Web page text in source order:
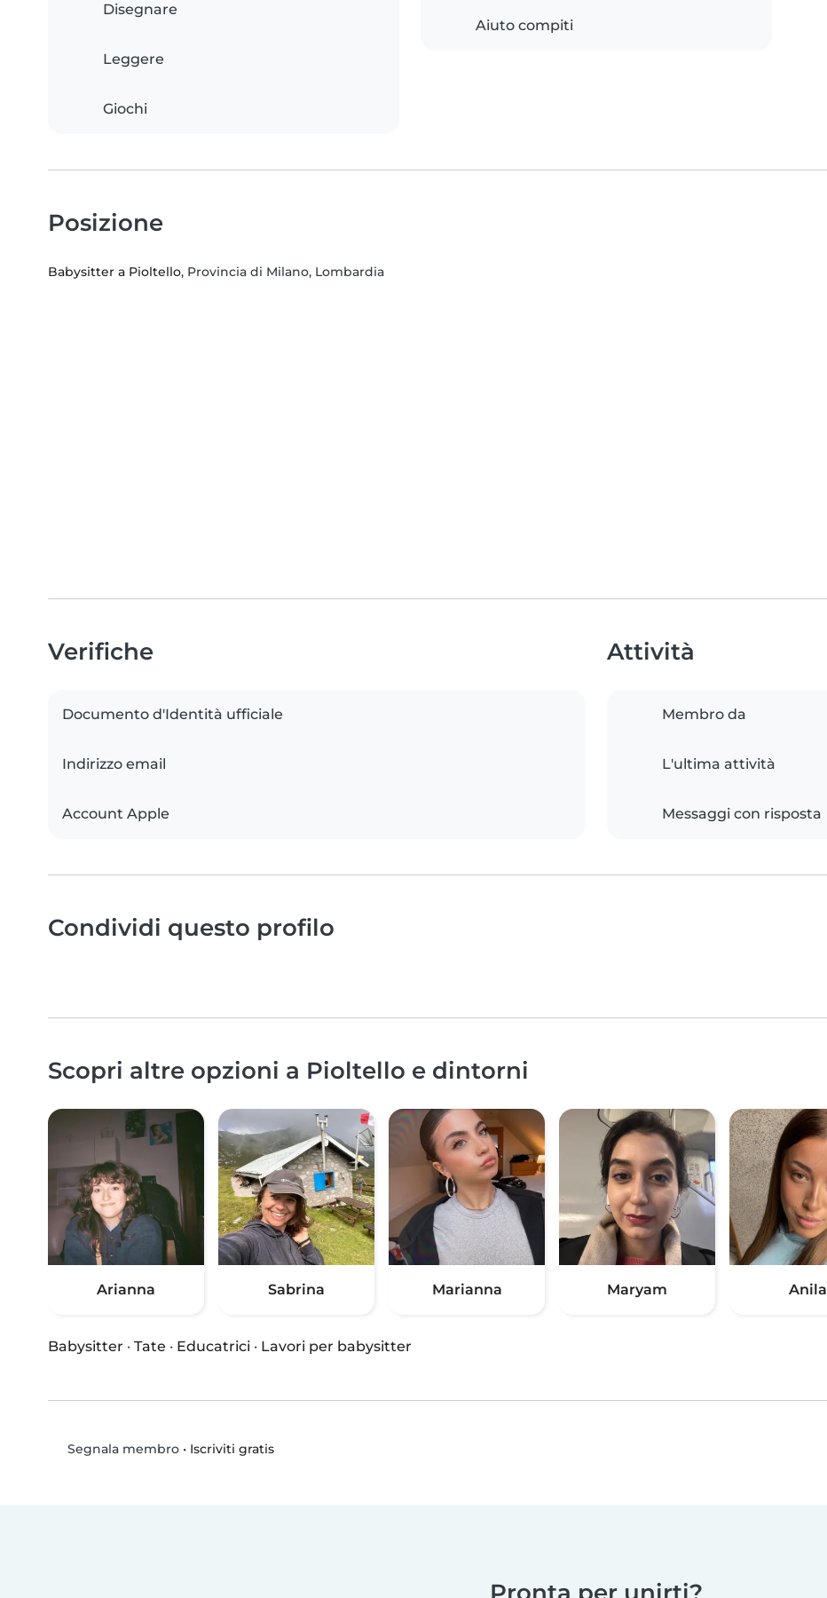
Disegnare
Leggere
Giochi
Aiuto compiti
Posizione
Babysitter a Pioltello, Provincia di Milano, Lombardia
Verifiche
Documento d'Identità ufficiale
Indirizzo email
Account Apple
Attività
Membro da
L'ultima attività
Messaggi con risposta
Condividi questo profilo
Scopri altre opzioni a Pioltello e dintorni
Arianna Sabrina Marianna Maryam Anila
Babysitter · Tate · Educatrici · Lavori per babysitter
Segnala membro• Iscriviti gratis